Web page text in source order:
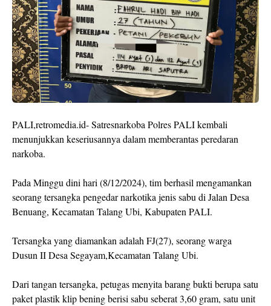
PALI,retromedia.id- Satresnarkoba Polres PALI kembali
menunjukkan keseriusannya dalam memberantas peredaran
narkoba.
Pada Minggu dini hari (8/12/2024), tim berhasil mengamankan
seorang tersangka pengedar narkotika jenis sabu di Jalan Desa
Benuang, Kecamatan Talang Ubi, Kabupaten PALI.
Tersangka yang diamankan adalah FJ(27), seorang warga
Dusun II Desa Segayam,Kecamatan Talang Ubi.
Dari tangan tersangka, petugas menyita barang bukti berupa satu
paket plastik klip bening berisi sabu seberat 3,60 gram, satu unit